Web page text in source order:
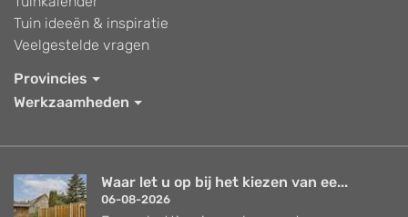
Tuin ideeën & inspiratie
Veelgestelde vragen
Provincies
Werkzaamheden
Waar let u op bij het kiezen van ee...
06-08-2026